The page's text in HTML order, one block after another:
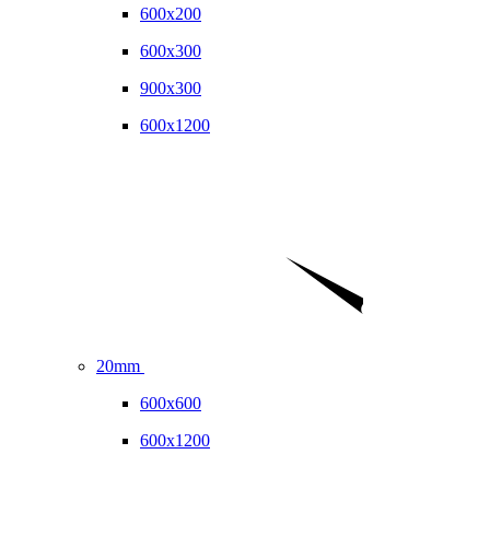
600x200
600x300
900x300
600x1200
20mm
600x600
600x1200